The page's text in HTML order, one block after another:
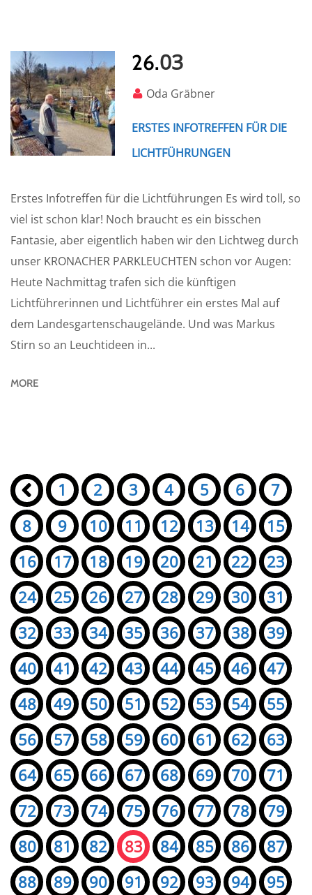
26.03
Oda Gräbner
ERSTES INFOTREFFEN FÜR DIE
LICHTFÜHRUNGEN
Erstes Infotreffen für die Lichtführungen Es wird toll, so
viel ist schon klar! Noch braucht es ein bisschen
Fantasie, aber eigentlich haben wir den Lichtweg durch
unser KRONACHER PARKLEUCHTEN schon vor Augen:
Heute Nachmittag trafen sich die künftigen
Lichtführerinnen und Lichtführer ein erstes Mal auf
dem Landesgartenschaugelände. Und was Markus
Stirn so an Leuchtideen in...
MORE
Seiten:
« 1 2 3 4 5 6
7
8
9 10 11 12 13 14
15
16
17 18 19 20 21 22
23
24
25 26 27 28 29 30
31
32
33 34 35 36 37 38
39
40
41 42 43 44 45 46
47
48
49 50 51 52 53 54
55
56
57 58 59 60 61 62
63
64
65 66 67 68 69 70
71
72
73 74 75 76 77 78
79
80
81 82 83 84 85 86
87
88
89 90 91 92 93 94 95